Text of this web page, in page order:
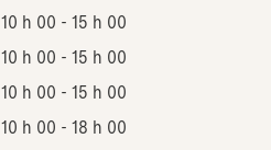
10 h 00 - 15 h 00
10 h 00 - 15 h 00
10 h 00 - 15 h 00
10 h 00 - 18 h 00